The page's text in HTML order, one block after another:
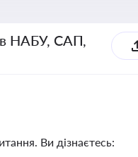
НАБУ, САП,
Ви дізнаєтесь: